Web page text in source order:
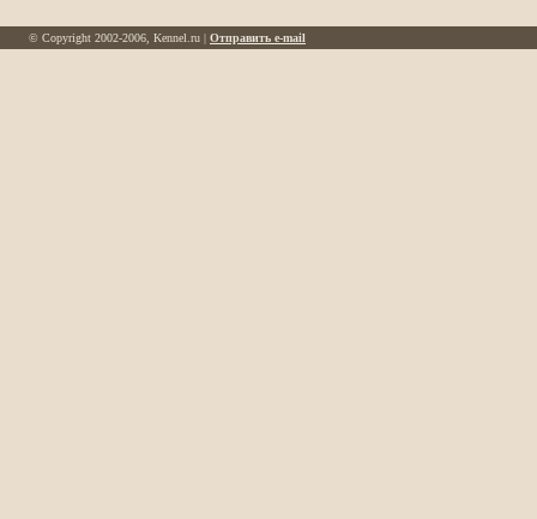
© Copyright 2002-2006, Kennel.ru | Отправить e-mail